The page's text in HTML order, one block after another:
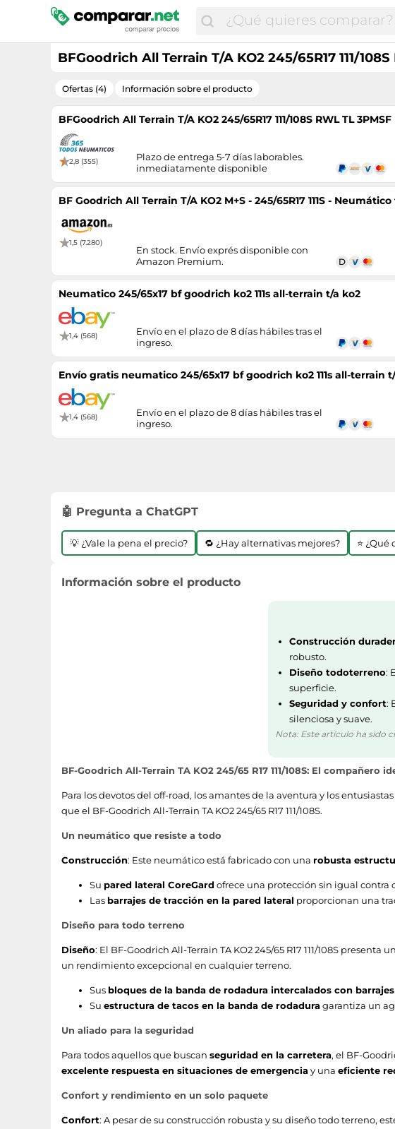
BFGoodrich All Terrain T/A KO2 245/65R17 111/108S
Ofertas (4) Información sobre el producto
BFGoodrich All Terrain T/A KO2 245/65R17 111/108S RWL TL 3PMSF
2,8 (355)
Plazo de entrega 5-7 días laborables.
inmediatamente disponible
BF Goodrich All Terrain T/A KO2 M+S - 245/65R17 111S -
1,5 (7.280)
En stock. Envío exprés disponible con
Amazon Premium.
Neumatico 245/65x17 bf goodrich ko2 111s all-terrain t/a ko2
1,4 (568)
Envío en el plazo de 8 días hábiles tras el
ingreso.
Envío gratis neumatico 245/65x17 bf goodrich ko2 111s all-terrain
1,4 (568)
Envío en el plazo de 8 días hábiles tras el
ingreso.
🤖 Pregunta a ChatGPT
💡 ¿Vale la pena el precio? 🔁 ¿Hay alternativas mejores? ⭐
Información sobre el producto
Construcción
robusto.
Diseño todoterreno:
superficie.
Seguridad y confort:
silenciosa y suave.
Nota: Este artículo ha sido
BF-Goodrich All-Terrain TA KO2 245/65 R17 111/108S: El compañero
Para los devotos del off-road, los amantes de la aventura y los entusiastas
que el BF-Goodrich All-Terrain TA KO2 245/65 R17 111/108S.
Un neumático que resiste a todo
Construcción: Este neumático está fabricado con una robusta
Su pared lateral CoreGard ofrece una protección sin igual contra
Las barrajes de tracción en la pared lateral proporcionan una
Diseño para todo terreno
Diseño: El BF-Goodrich All-Terrain TA KO2 245/65 R17 111/108S presenta un
un rendimiento excepcional en cualquier terreno.
Sus bloques de la banda de rodadura intercalados con barrajes
Su estructura de tacos en la banda de rodaduragarantiza un
Un aliado para la seguridad
Para todos aquellos que buscan seguridad en la carretera, el BF-
excelente respuesta en situaciones de emergenciay una eficiente
Confort y rendimiento en un solo paquete
Confort: A pesar de su construcción robusta y su diseño todo terreno,